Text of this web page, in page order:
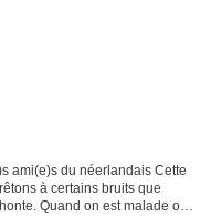
ami(e)s du néerlandais Cette
à certains bruits que
Quand on est malade ou